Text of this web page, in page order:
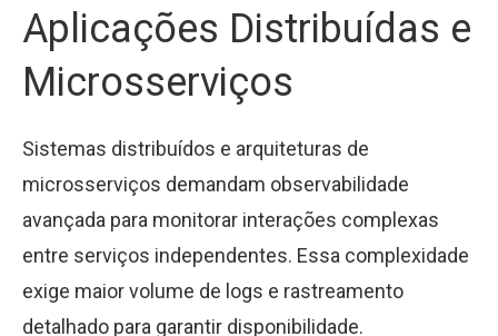
Aplicações Distribuídas e
Microsserviços
Sistemas distribuídos e arquiteturas de
microsserviços demandam observabilidade
avançada para monitorar interações complexas
entre serviços independentes. Essa complexidade
exige maior volume de logs e rastreamento
detalhado para garantir disponibilidade.